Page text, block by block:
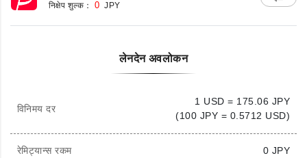
निक्षेप शुल्क： 0 JPY
लेनदेन अवलोकन
विनिमय दर
1 USD = 175.06 JPY
(100 JPY = 0.5712 USD)
रेमिट्यान्स रकम 0 JPY